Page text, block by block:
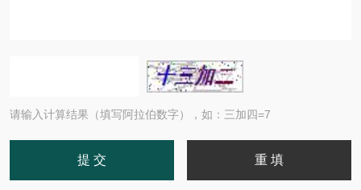
请输入计算结果（填写阿拉伯数字），如：三加四=7